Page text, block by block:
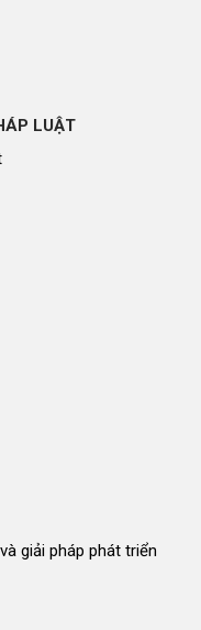
LUẬT
giải pháp phát triển